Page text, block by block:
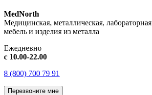
MedNorth
Медицинская, металлическая, лабораторная
мебель и изделия из металла
Ежедневно
с 10.00-22.00
8 (800) 700 79 91
Перезвоните мне